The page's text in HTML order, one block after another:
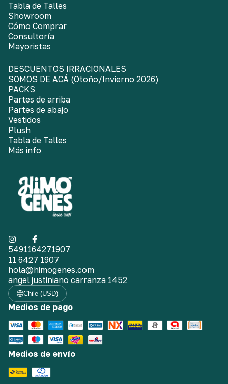
Tabla de Talles
Showroom
Cómo Comprar
Consultoría
Mayoristas
DESCUENTOS IRRACIONALES
SOMOS DE ACÁ (Otoño/Invierno 2026)
PACKS
Partes de arriba
Partes de abajo
Vestidos
Plush
Tabla de Talles
Más info
5491164271907
11 6427 1907
hola@himogenes.com
angel justiniano carranza 1452
Chile (USD)
Medios de pago
Medios de envío